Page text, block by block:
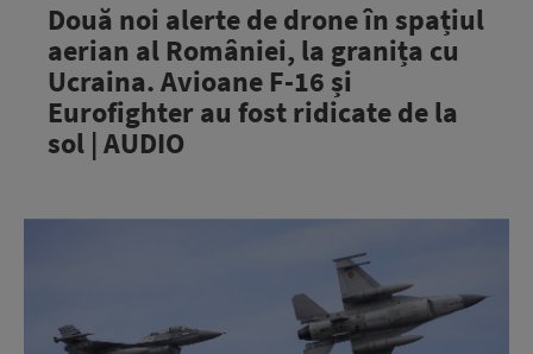
Două noi alerte de drone în spațiul
aerian al României, la granița cu
Ucraina. Avioane F-16 și
Eurofighter au fost ridicate de la
sol | AUDIO